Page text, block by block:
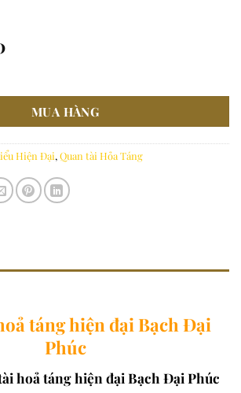
MUA HÀNG
Hiện Đại, Quan tài Hỏa Táng
táng hiện đại Bạch Đại
Phúc
hoả táng hiện đại Bạch Đại Phúc